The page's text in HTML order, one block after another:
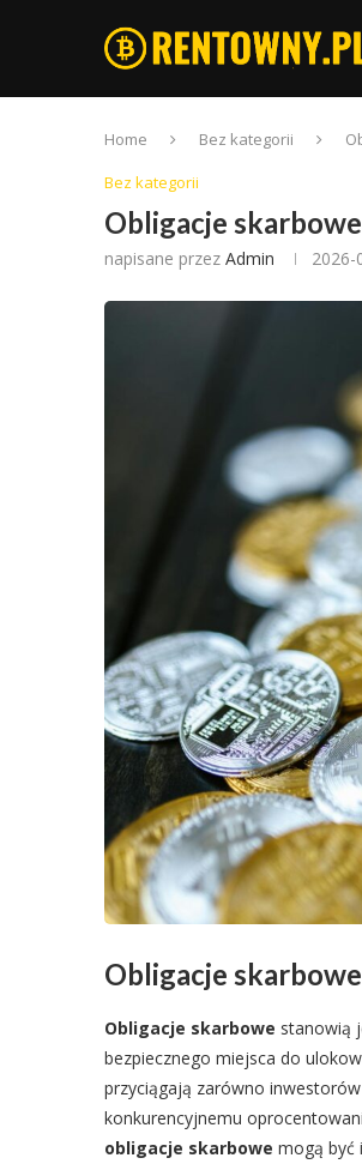
Home Bez kategorii
Bez kategorii
Obligacje
napisane przez Admin 2026-
Obligacje
Obligacje skarbowe stanowią
bezpiecznego miejsca do
przyciągają zarówno
konkurencyjnemu
obligacje skarbowe mogą być